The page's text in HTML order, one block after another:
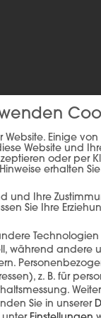
um den Inhalt von
Inhalt laden
Einige
Website und
oder per
erhalten
und Ihre
Sie Ihre
Technologien
während andere
z. B. für
Sie in unserer